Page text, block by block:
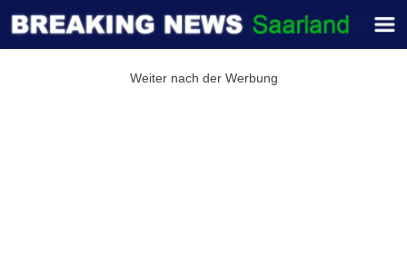
Weiter nach der Werbung